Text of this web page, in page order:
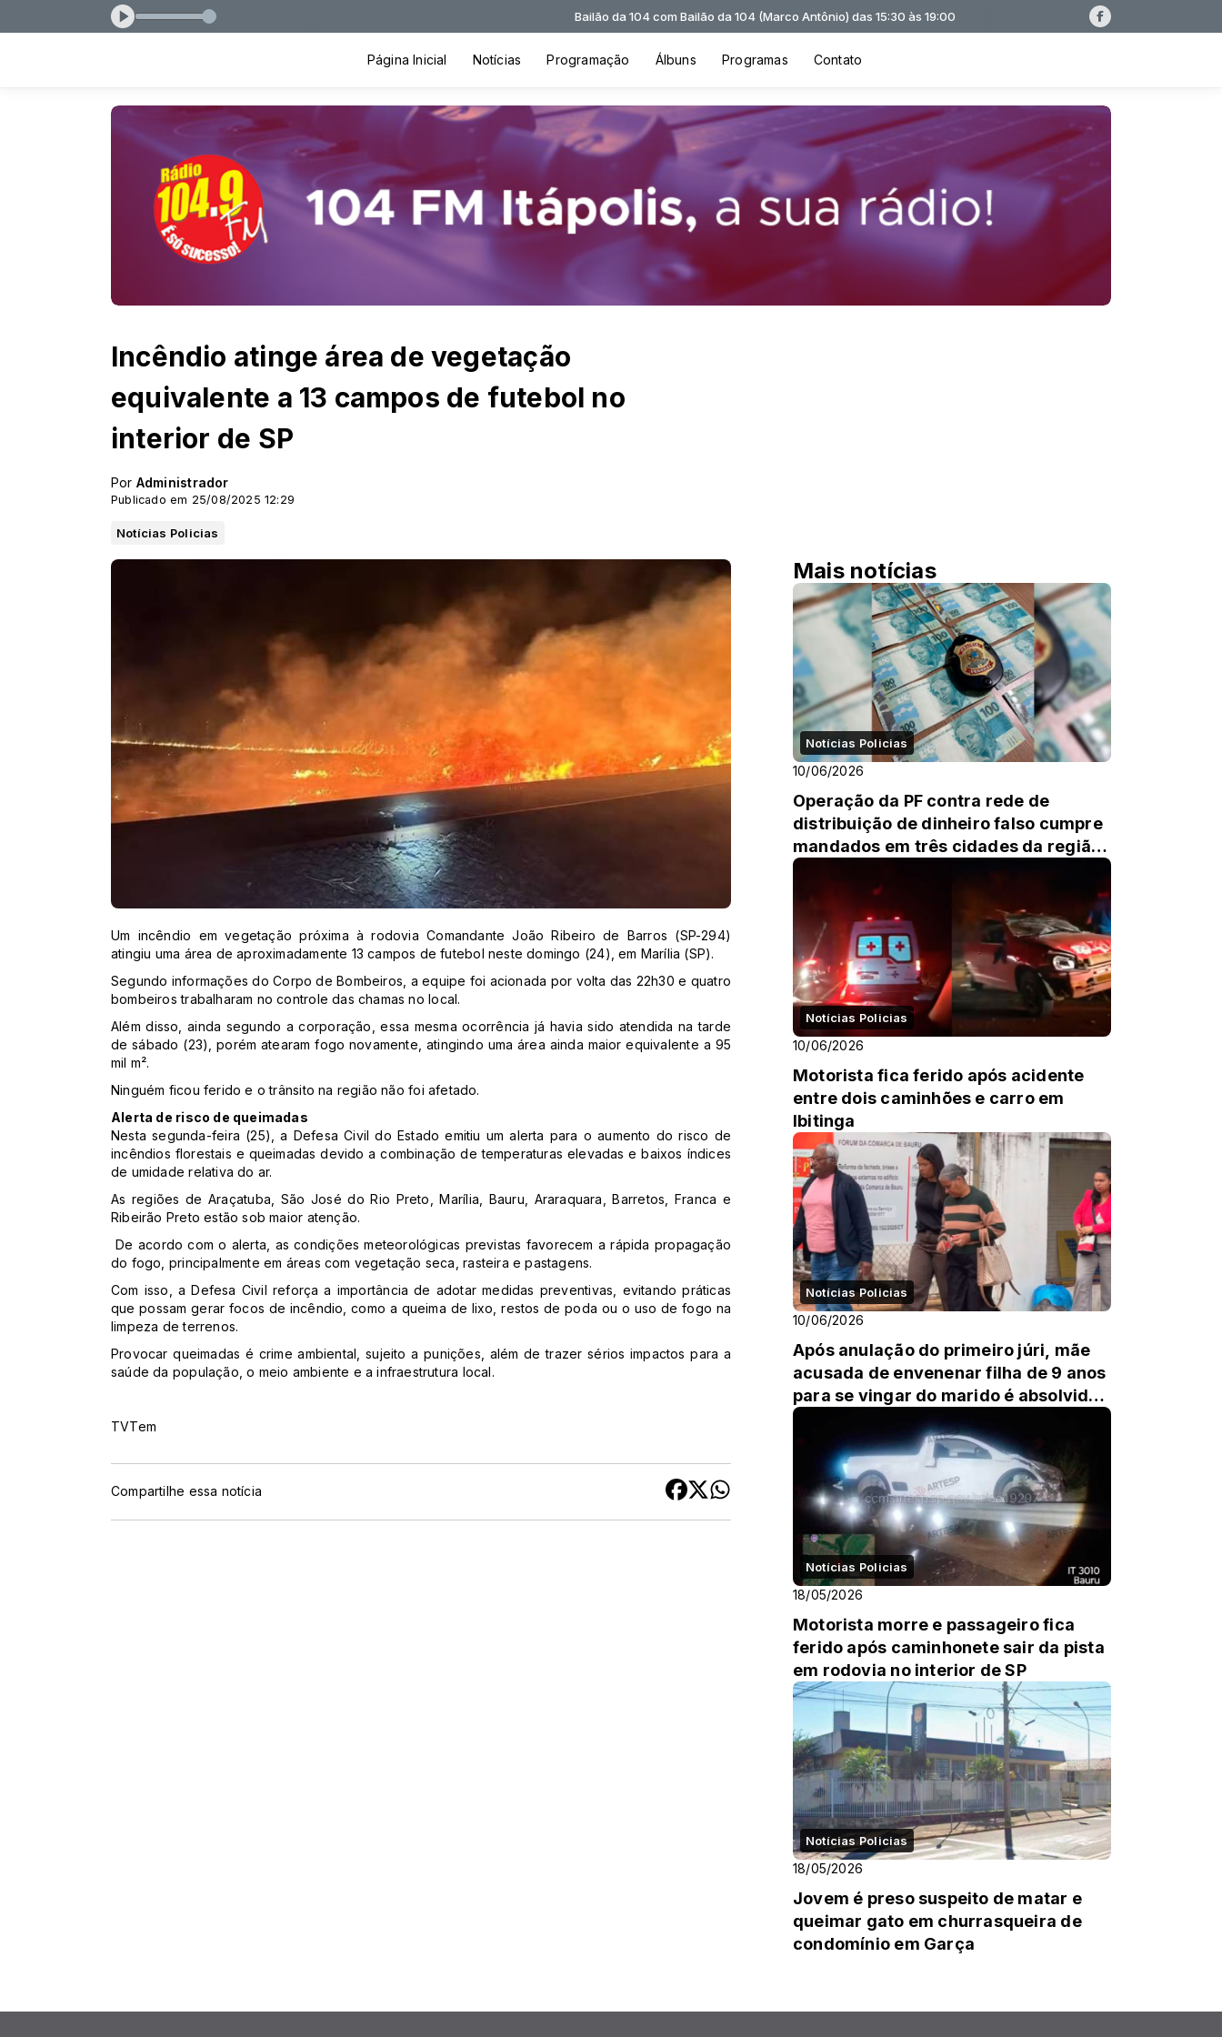
Bailão da 104 com Bailão da 104 (Marco Antônio) das 15:30 às 19:00
Página Inicial Notícias Programação Álbuns Programas Contato
Incêndio atinge área de vegetação
equivalente a 13 campos de futebol no
interior de SP
Por Administrador
Publicado em 25/08/2025 12:29
Notícias Policias
Um incêndio em vegetação próxima à rodovia Comandante João Ribeiro de Barros (SP-294)
atingiu uma área de aproximadamente 13 campos de futebol neste domingo (24), em Marília (SP).
Segundo informações do Corpo de Bombeiros, a equipe foi acionada por volta das 22h30 e quatro
bombeiros trabalharam no controle das chamas no local.
Além disso, ainda segundo a corporação, essa mesma ocorrência já havia sido atendida na tarde
de sábado (23), porém atearam fogo novamente, atingindo uma área ainda maior equivalente a 95
mil m².
Ninguém ficou ferido e o trânsito na região não foi afetado.
Alerta de risco de queimadas
Nesta segunda-feira (25), a Defesa Civil do Estado emitiu um alerta para o aumento do risco de
incêndios florestais e queimadas devido a combinação de temperaturas elevadas e baixos índices
de umidade relativa do ar.
As regiões de Araçatuba, São José do Rio Preto, Marília, Bauru, Araraquara, Barretos, Franca e
Ribeirão Preto estão sob maior atenção.
De acordo com o alerta, as condições meteorológicas previstas favorecem a rápida propagação
do fogo, principalmente em áreas com vegetação seca, rasteira e pastagens.
Com isso, a Defesa Civil reforça a importância de adotar medidas preventivas, evitando práticas
que possam gerar focos de incêndio, como a queima de lixo, restos de poda ou o uso de fogo na
limpeza de terrenos.
Provocar queimadas é crime ambiental, sujeito a punições, além de trazer sérios impactos para a
saúde da população, o meio ambiente e a infraestrutura local.
TVTem
Compartilhe essa notícia
Mais notícias
Notícias Policias
10/06/2026
Operação da PF contra rede de
distribuição de dinheiro falso cumpre
mandados em três cidades da região
de Assis
Notícias Policias
10/06/2026
Motorista fica ferido após acidente
entre dois caminhões e carro em
Ibitinga
Notícias Policias
10/06/2026
Após anulação do primeiro júri, mãe
acusada de envenenar filha de 9 anos
para se vingar do marido é absolvida
em novo...
Notícias Policias
18/05/2026
Motorista morre e passageiro fica
ferido após caminhonete sair da pista
em rodovia no interior de SP
Notícias Policias
18/05/2026
Jovem é preso suspeito de matar e
queimar gato em churrasqueira de
condomínio em Garça